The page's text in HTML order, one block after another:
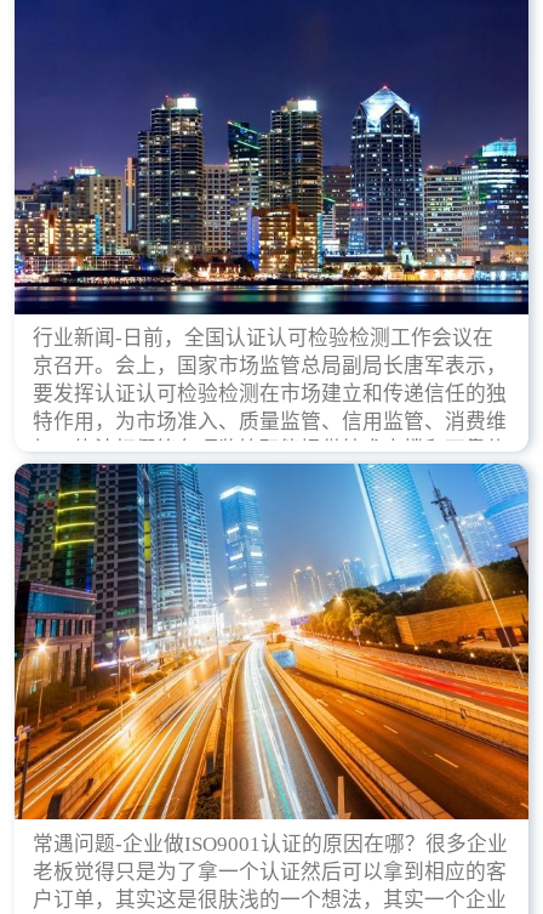
行业新闻-日前，全国认证认可检验检测工作会议在
京召开。会上，国家市场监管总局副局长唐军表示，
要发挥认证认可检验检测在市场建立和传递信任的独
特作用，为市场准入、质量监管、信用监管、消费维
权、执法打假等各项监管职能提供技术支撑和可靠依
据。
常遇问题-企业做ISO9001认证的原因在哪？很多企业
老板觉得只是为了拿一个认证然后可以拿到相应的客
户订单，其实这是很肤浅的一个想法，其实一个企业